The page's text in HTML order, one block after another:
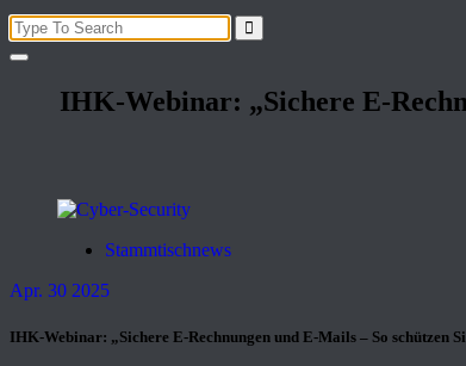
Search
for:
IHK-Webinar: „Sichere E-
Stammtischnews
Apr. 30 2025
IHK-Webinar: „Sichere E-Rechnungen und E-Mails – So schützen